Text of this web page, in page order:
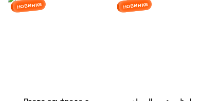
новинка новинка